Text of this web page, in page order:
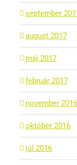
september
august 2017
máj 2017
február 2017
november 2016
október 2016
júl 2016